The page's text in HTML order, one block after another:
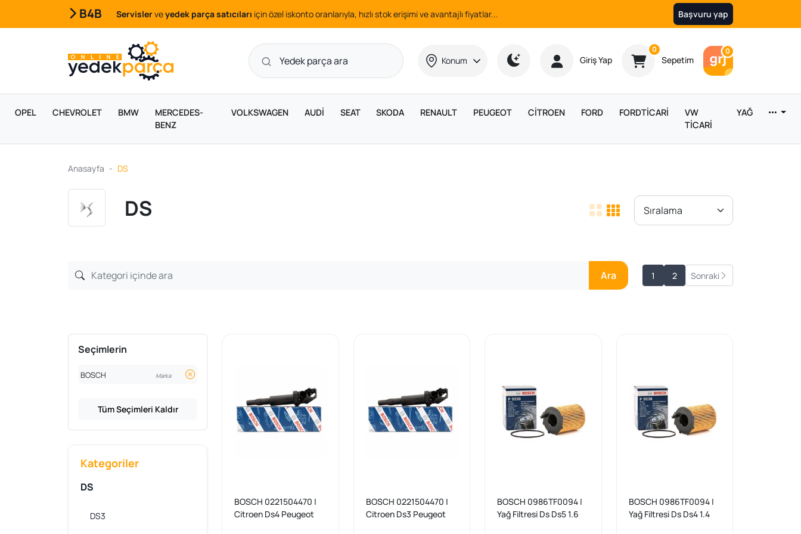
B4B Servislerveyedek parça satıcıları için özel iskonto oranlarıyla, hızlı stok erişimi ve avantajlı fiyatlar... Başvuru yap
Konum Giriş Yap
0Ürün sayısı
Sepetim
0Araç sayısı
OPEL CHEVROLET BMW
MERCEDES-
BENZ
VOLKSWAGEN AUDİ SEAT SKODA RENAULT PEUGEOT CİTROEN FORD FORDTİCARİ
VW
TİCARİ
YAĞ
Anasayfa DS
DS
Ara 1 2 Sonraki
Seçimlerin
BOSCH Marka
Tüm Seçimleri Kaldır
Kategoriler
DS
DS3
BOSCH 0221504470 |
Citroen Ds4 Peugeot
BOSCH 0221504470 |
Citroen Ds3 Peugeot
BOSCH 0986TF0094 |
Yağ Filtresi Ds Ds5 1.6
BOSCH 0986TF0094 |
Yağ Filtresi Ds Ds4 1.4